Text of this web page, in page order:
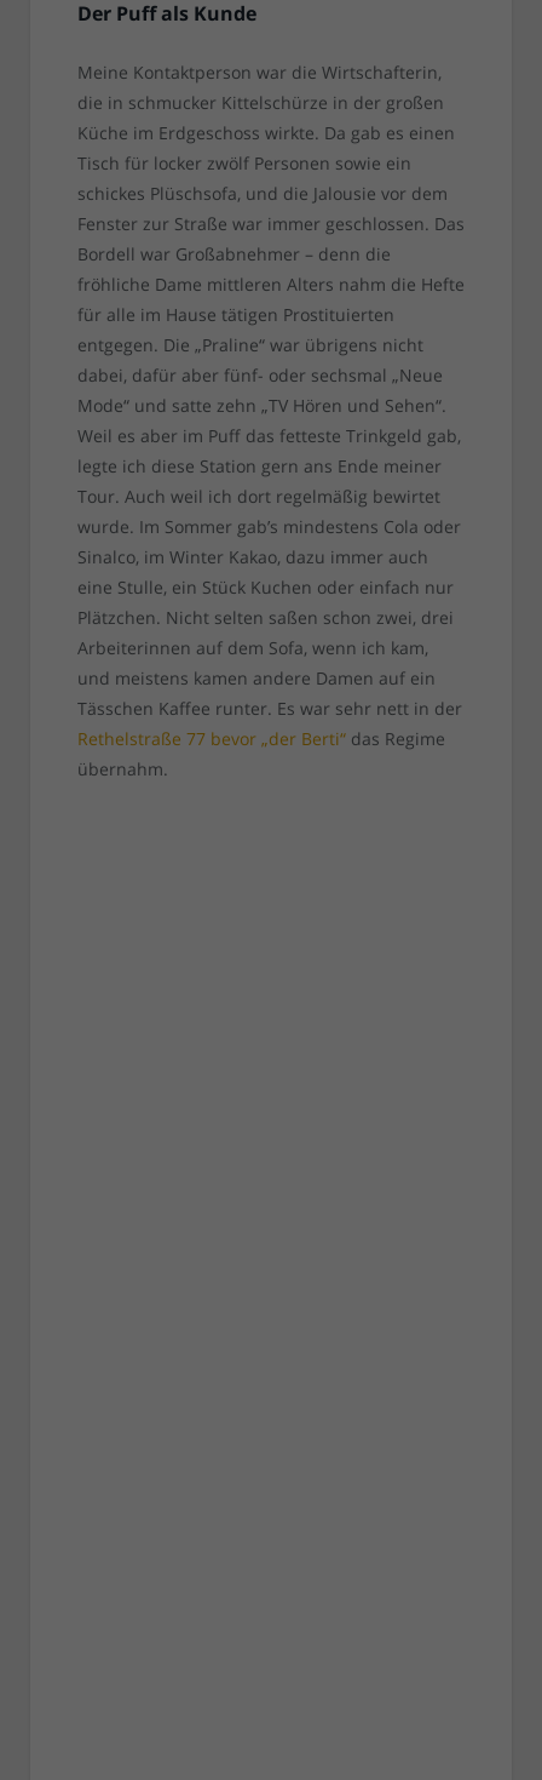
Der Puff als Kunde
Meine Kontaktperson war die Wirtschafterin,
die in schmucker Kittelschürze in der großen
Küche im Erdgeschoss wirkte. Da gab es einen
Tisch für locker zwölf Personen sowie ein
schickes Plüschsofa, und die Jalousie vor dem
Fenster zur Straße war immer geschlossen. Das
Bordell war Großabnehmer – denn die
fröhliche Dame mittleren Alters nahm die Hefte
für alle im Hause tätigen Prostituierten
entgegen. Die „Praline“ war übrigens nicht
dabei, dafür aber fünf- oder sechsmal „Neue
Mode“ und satte zehn „TV Hören und Sehen“.
Weil es aber im Puff das fetteste Trinkgeld gab,
legte ich diese Station gern ans Ende meiner
Tour. Auch weil ich dort regelmäßig bewirtet
wurde. Im Sommer gab’s mindestens Cola oder
Sinalco, im Winter Kakao, dazu immer auch
eine Stulle, ein Stück Kuchen oder einfach nur
Plätzchen. Nicht selten saßen schon zwei, drei
Arbeiterinnen auf dem Sofa, wenn ich kam,
und meistens kamen andere Damen auf ein
Tässchen Kaffee runter. Es war sehr nett in der
Rethelstraße 77 bevor „der Berti“das Regime
übernahm.